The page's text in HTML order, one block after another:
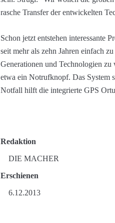
rasche Transfer der entwickelten
Schon jetzt entstehen interessante
seit mehr als zehn Jahren einfach
Generationen und Technologien
etwa ein Notrufknopf. Das System
Notfall hilft die integrierte GPS
Redaktion
DIE MACHER
Erschienen
6.12.2013